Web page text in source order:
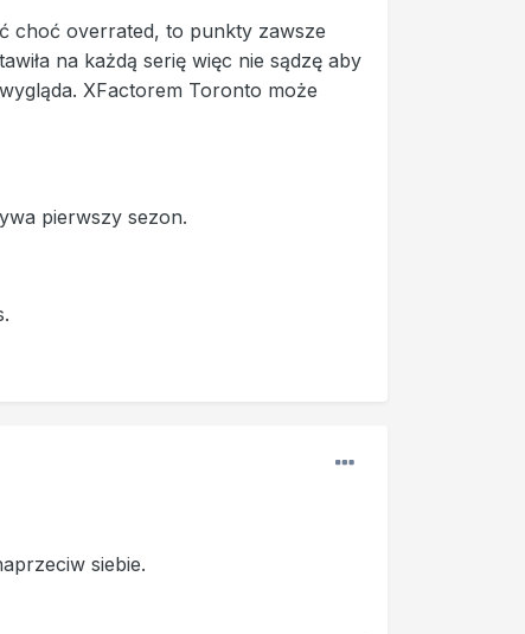
choć overrated, to punkty zawsze
na każdą serię więc nie sądzę aby
XFactorem Toronto może
pierwszy sezon.
siebie.